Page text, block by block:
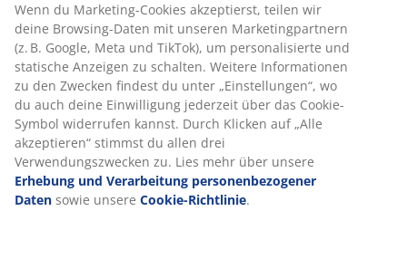
Wenn du Marketing-Cookies akzeptierst, teilen wir
deine Browsing-Daten mit unseren Marketingpartnern
(z. B. Google, Meta und TikTok), um personalisierte und
statische Anzeigen zu schalten. Weitere Informationen
zu den Zwecken findest du unter „Einstellungen“, wo
du auch deine Einwilligung jederzeit über das Cookie-
Symbol widerrufen kannst. Durch Klicken auf „Alle
akzeptieren“ stimmst du allen drei
Verwendungszwecken zu. Lies mehr über unsere
Erhebung und Verarbeitung personenbezogener
Daten sowie unsere Cookie-Richtlinie.